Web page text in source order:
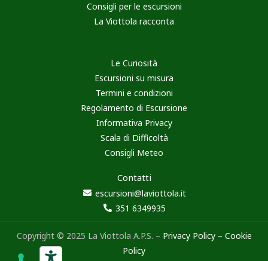
Consigli per le escursioni
La Viottola racconta
Le Curiosità
Escursioni su misura
Termini e condizioni
Regolamento di Escursione
Informativa Privacy
Scala di Difficoltà
Consigli Meteo
Contatti
escursioni@laviottola.it
351 6349935
Copyright © 2025 La Viottola A.P.S. – Privacy Policy– Cookie
Policy